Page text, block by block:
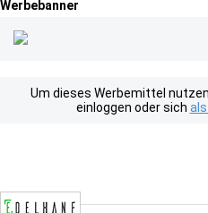
Werbebanner
Um dieses Werbemittel
einloggen oder sich